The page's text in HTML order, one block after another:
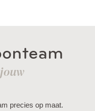
precies op maat.